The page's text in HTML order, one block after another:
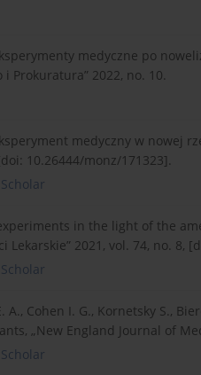
medyczne po
i Prokuratura” 2022, no. 10.
medyczny w nowej
10.26444/monz/171323].
in the light of the
Lekarskie” 2021, vol. 74, no. 8,
A., Cohen I. G., Kornetsky S.,
„New England Journal of